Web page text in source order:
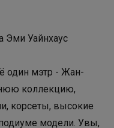
один мэтр - Жан-
коллекцию,
корсеты, высокие
модели. Увы,